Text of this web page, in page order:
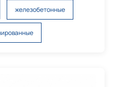
железобетонные